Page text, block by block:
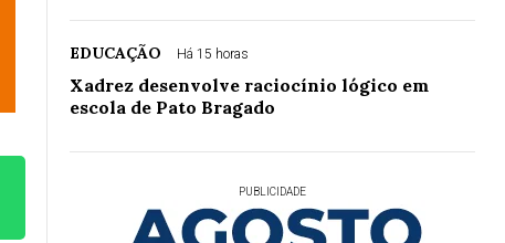
EDUCAÇÃO Há 15 horas
Xadrez desenvolve raciocínio lógico em
escola de Pato Bragado
PUBLICIDADE